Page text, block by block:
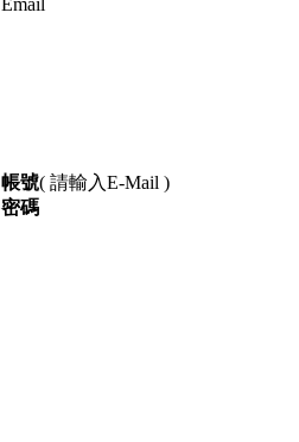
帳號( 請輸入E-Mail )
密碼